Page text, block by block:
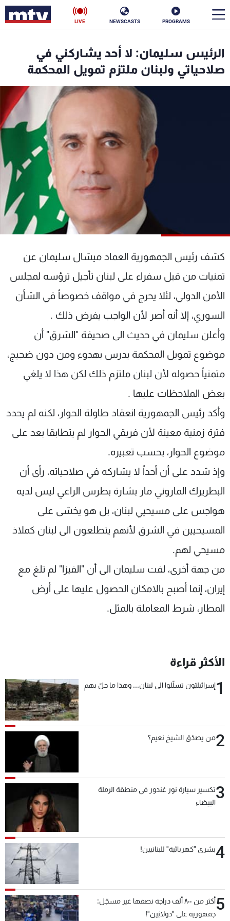
PROGRAMS
NEWSCASTS
LIVE
الرئيس سليمان: لا أحد يشاركني في
صلاحياتي ولبنان ملتزم تمويل المحكمة
كشف رئيس الجمهورية العماد ميشال سليمان عن
تمنيات من قبل سفراء على لبنان تأجيل ترؤسه لمجلس
الأمن الدولي، لئلا يحرج في مواقف خصوصاً في الشأن
السوري، إلا أنه أصر لأن الواجب يفرض ذلك .
وأعلن سليمان في حديث الى صحيفة "الشرق" أن
موضوع تمويل المحكمة يدرس بهدوء ومن دون ضجيج،
متمنياً حصوله لأن لبنان ملتزم ذلك لكن هذا لا يلغي
بعض الملاحظات عليها .
وأكد رئيس الجمهورية انعقاد طاولة الحوار، لكنه لم يحدد
فترة زمنية معينة لأن فريقي الحوار لم يتطابقا بعد على
موضوع الحوار، بحسب تعبيره.
وإذ شدد على أن أحداً لا يشاركه في صلاحياته، رأى أن
البطريرك الماروني مار بشارة بطرس الراعي ليس لديه
هواجس على مسيحيي لبنان، بل هو يخشى على
المسيحيين في الشرق لأنهم يتطلعون الى لبنان كملاذ
مسيحي لهم.
من جهة أخرى، لفت سليمان الى أن "الفيزا" لم تلغ مع
إيران، إنما أصبح بالامكان الحصول عليها على أرض
المطار، شرط المعاملة بالمثل.
الأكثر قراءة
1إسرائيليّون تسلّلوا الى لبنان... وهذا ما حلّ بهم
2من يصدّق الشيخ نعيم؟
3تكسير سيارة نور غندور في منطقة الرملة
البيضاء
4بشرى "كهربائية" للبنانيين!
5
أكثر من ٨٠٠ ألف دراجة نصفها غير مسجّل:
جمهورية على "دولابَين"!
الأخبار
ناس
رياضة
الترددات
الإنـتـاج
لاعلاناتكم
تواصل معنا
شروط الإسـتخدام
سياسة الخصوصية